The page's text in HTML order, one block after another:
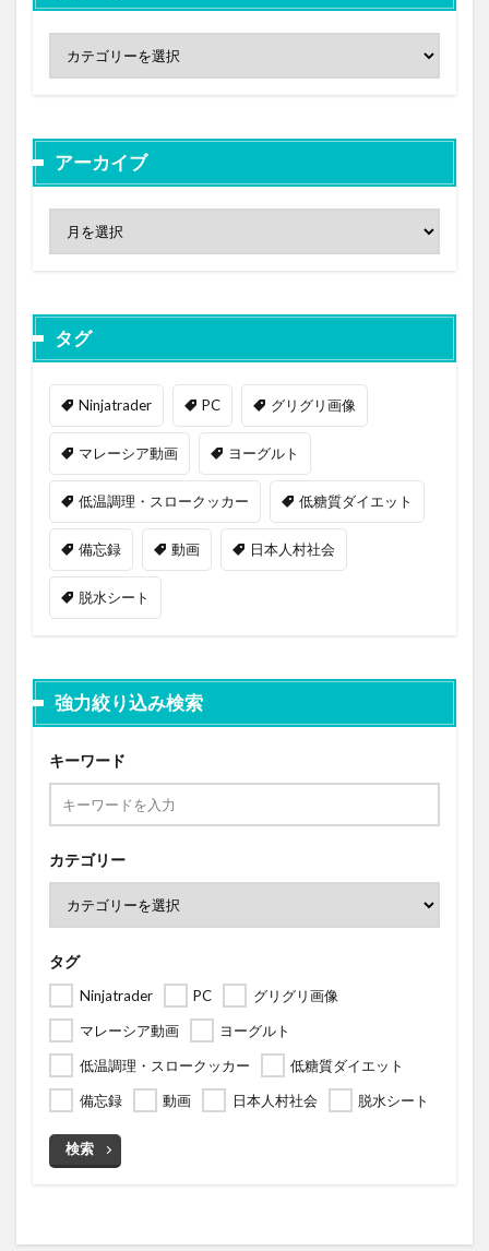
アーカイブ
タグ
Ninjatrader PC グリグリ画像
マレーシア動画 ヨーグルト
低温調理・スロークッカー 低糖質ダイエット
備忘録 動画 日本人村社会
脱水シート
強力絞り込み検索
キーワード
カテゴリー
タグ
Ninjatrader PC
グリグリ画像
マレーシア動画
ヨーグルト
低温調理・スロークッカー
低糖質ダイエット
備忘録
動画 日本人村社会 脱水シート
検索